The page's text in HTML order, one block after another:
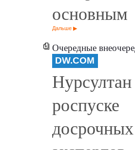
Дальше
Очередные
DW.COM